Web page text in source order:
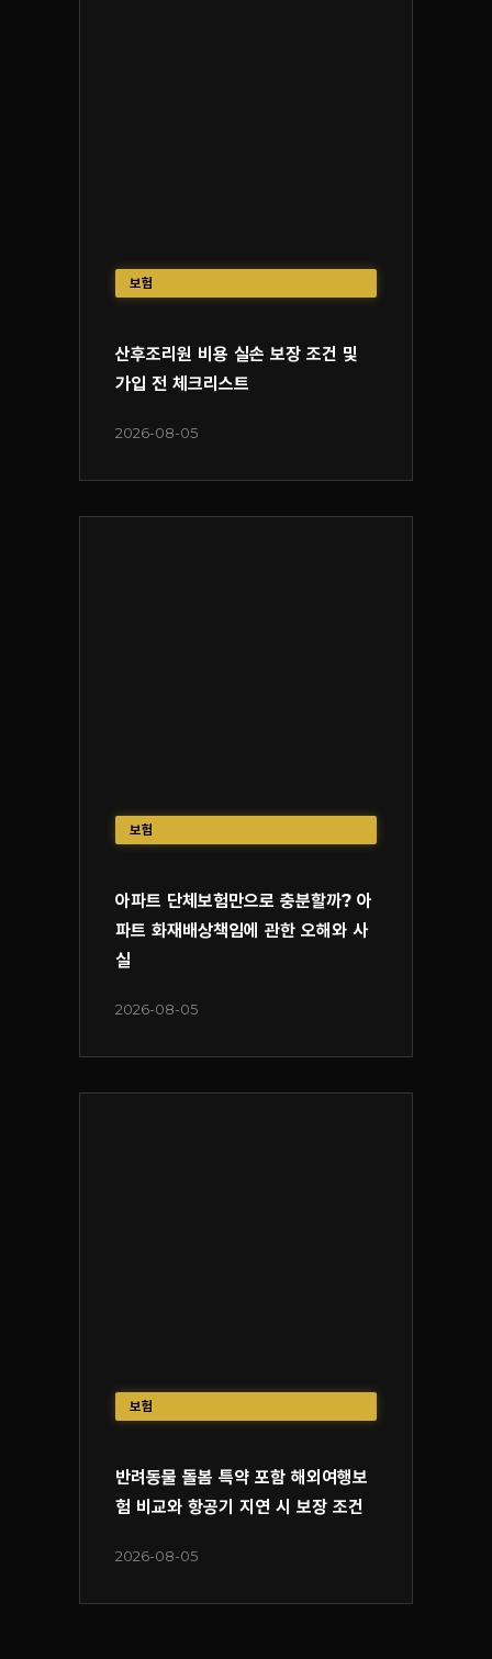
보험
산후조리원 비용 실손 보장 조건 및
가입 전 체크리스트
2026-08-05
보험
아파트 단체보험만으로 충분할까? 아
파트 화재배상책임에 관한 오해와 사
실
2026-08-05
보험
반려동물 돌봄 특약 포함 해외여행보
험 비교와 항공기 지연 시 보장 조건
2026-08-05